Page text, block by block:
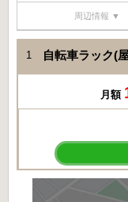
周辺情報 ▼
1 自転車ラック(
月額